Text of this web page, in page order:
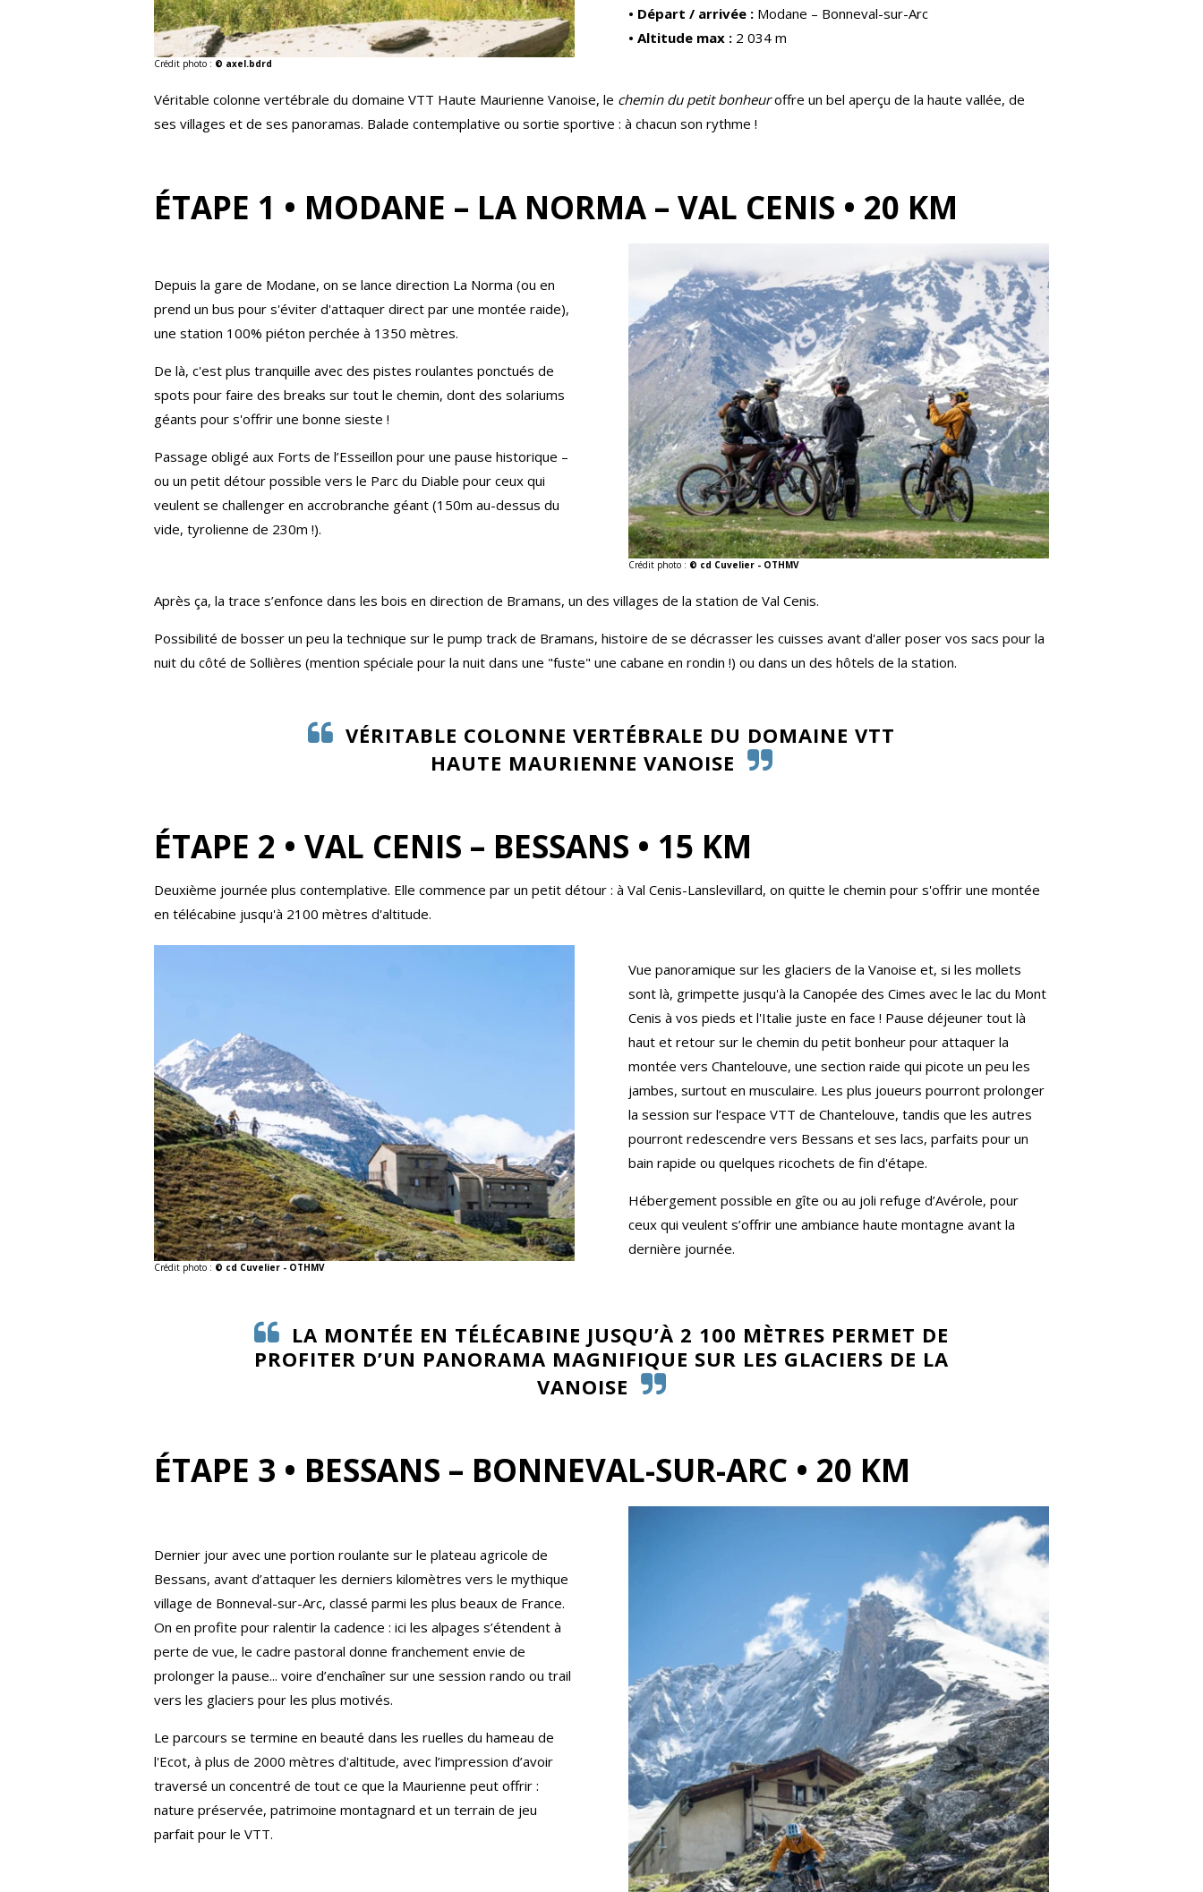
Crédit photo : © axel.bdrd
• Départ / arrivée : Modane – Bonneval-sur-Arc
• Altitude max : 2 034 m
Véritable colonne vertébrale du domaine VTT Haute Maurienne Vanoise, le chemin du petit bonheuroffre un bel aperçu de la haute vallée, de
ses villages et de ses panoramas. Balade contemplative ou sortie sportive : à chacun son rythme !
ÉTAPE 1 • MODANE – LA NORMA – VAL CENIS • 20 KM
Crédit photo : © cd Cuvelier - OTHMV
Depuis la gare de Modane, on se lance direction La Norma (ou en
prend un bus pour s'éviter d'attaquer direct par une montée raide),
une station 100% piéton perchée à 1350 mètres.
De là, c'est plus tranquille avec des pistes roulantes ponctués de
spots pour faire des breaks sur tout le chemin, dont des solariums
géants pour s'offrir une bonne sieste !
Passage obligé aux Forts de l’Esseillon pour une pause historique –
ou un petit détour possible vers le Parc du Diable pour ceux qui
veulent se challenger en accrobranche géant (150m au-dessus du
vide, tyrolienne de 230m !).
Après ça, la trace s’enfonce dans les bois en direction de Bramans, un des villages de la station de Val Cenis.
Possibilité de bosser un peu la technique sur le pump track de Bramans, histoire de se décrasser les cuisses avant d'aller poser vos sacs pour la
nuit du côté de Sollières (mention spéciale pour la nuit dans une "fuste" une cabane en rondin !) ou dans un des hôtels de la station.
VÉRITABLE COLONNE VERTÉBRALE DU DOMAINE VTT
HAUTE MAURIENNE VANOISE
ÉTAPE 2 • VAL CENIS – BESSANS • 15 KM
Deuxième journée plus contemplative. Elle commence par un petit détour : à Val Cenis-Lanslevillard, on quitte le chemin pour s'offrir une montée
en télécabine jusqu'à 2100 mètres d'altitude.
Crédit photo : © cd Cuvelier - OTHMV
Vue panoramique sur les glaciers de la Vanoise et, si les mollets
sont là, grimpette jusqu'à la Canopée des Cimes avec le lac du Mont
Cenis à vos pieds et l'Italie juste en face ! Pause déjeuner tout là
haut et retour sur le chemin du petit bonheur pour attaquer la
montée vers Chantelouve, une section raide qui picote un peu les
jambes, surtout en musculaire. Les plus joueurs pourront prolonger
la session sur l’espace VTT de Chantelouve, tandis que les autres
pourront redescendre vers Bessans et ses lacs, parfaits pour un
bain rapide ou quelques ricochets de fin d'étape.
Hébergement possible en gîte ou au joli refuge d’Avérole, pour
ceux qui veulent s’offrir une ambiance haute montagne avant la
dernière journée.
LA MONTÉE EN TÉLÉCABINE JUSQU’À 2 100 MÈTRES PERMET DE
PROFITER D’UN PANORAMA MAGNIFIQUE SUR LES GLACIERS DE LA
VANOISE
ÉTAPE 3 • BESSANS – BONNEVAL-SUR-ARC • 20 KM
Dernier jour avec une portion roulante sur le plateau agricole de
Bessans, avant d’attaquer les derniers kilomètres vers le mythique
village de Bonneval-sur-Arc, classé parmi les plus beaux de France.
On en profite pour ralentir la cadence : ici les alpages s’étendent à
perte de vue, le cadre pastoral donne franchement envie de
prolonger la pause... voire d’enchaîner sur une session rando ou trail
vers les glaciers pour les plus motivés.
Le parcours se termine en beauté dans les ruelles du hameau de
l'Ecot, à plus de 2000 mètres d'altitude, avec l’impression d’avoir
traversé un concentré de tout ce que la Maurienne peut offrir :
nature préservée, patrimoine montagnard et un terrain de jeu
parfait pour le VTT.